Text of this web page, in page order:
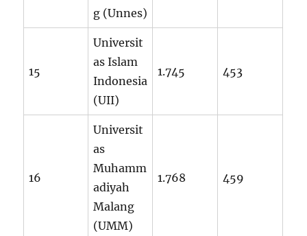
g (Unnes)
15
Universit
as Islam
Indonesia
(UII)
1.745 453
16
Universit
as
Muhamm
adiyah
Malang
(UMM)
1.768 459